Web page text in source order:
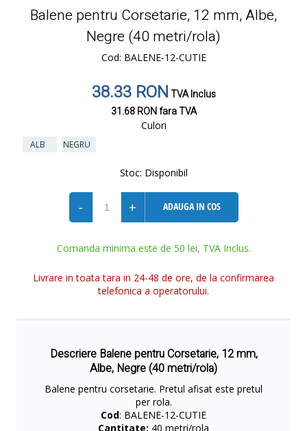
Balene pentru Corsetarie, 12 mm, Albe,
Negre (40 metri/rola)
Cod: BALENE-12-CUTIE
38.33 RONTVA Inclus
31.68 RONfara TVA
Culori
ALB NEGRU
Stoc: Disponibil
- + ADAUGA IN COS
Comanda minima este de 50 lei, TVA Inclus.
Livrare in toata tara in 24-48 de ore, de la confirmarea
telefonica a operatorului.
Descriere Balene pentru Corsetarie, 12 mm,
Albe, Negre (40 metri/rola)
Balene pentru corsetarie. Pretul afisat este pretul
per rola.
Cod: BALENE-12-CUTIE
Cantitate: 40 metri/rola